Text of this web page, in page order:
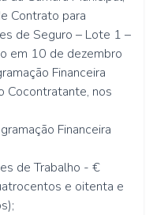
Contrato para
de Seguro – Lote 1 –
em 10 de dezembro
Financeira
Cocontratante, nos
Financeira
de Trabalho - €
e oitenta e